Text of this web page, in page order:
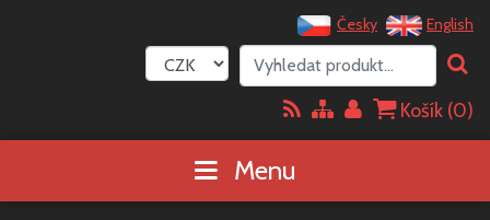
Česky English
Košík (0)
Menu